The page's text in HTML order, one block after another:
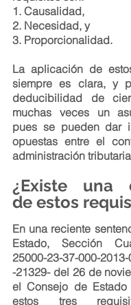
1. Causalidad,
2. Necesidad, y
3. Proporcionalidad.
La aplicación de
siempre es clara, y
deducibilidad de
muchas veces un
pues se pueden dar
opuestas entre el
administración
¿Existe una
de estos
En una reciente
Estado, Sección
25000-23-37-000-2013-
-21329- del 26 de
el Consejo de
estos tres